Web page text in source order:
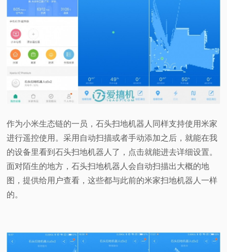
作为小米生态链的一员，石头扫地机器人同样支持使用米家
进行遥控使用。采用自动扫描或者手动添加之后，就能在我
的设备里看到石头扫地机器人了，点击就能进去详细设置。
面对陌生的地方，石头扫地机器人会自动扫描出大概的地
图，提供给用户查看，这些都与此前的米家扫地机器人一样
的。